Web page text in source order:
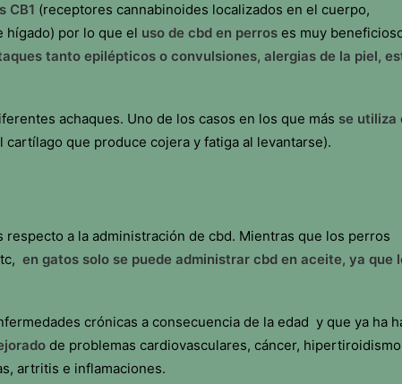
CB1 (receptores cannabinoides localizados en el cuerpo,
hígado) por lo que el uso de cbd en perros es muy
tanto epilépticos o convulsiones, alergias de la piel,
achaques. Uno de los casos en los que más se utiliza
cartílago que produce cojera y fatiga al levantarse).
respecto a la administración de cbd. Mientras que los perros
en gatos solo se puede administrar cbd en aceite, ya que
crónicas a consecuencia de la edad y que ya ha
de problemas cardiovasculares, cáncer,
artritis e inflamaciones.